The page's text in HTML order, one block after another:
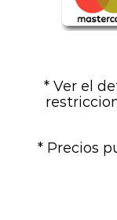
* Ver el
* Precios